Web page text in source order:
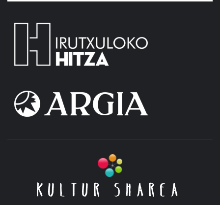
KULTUR SHAREA